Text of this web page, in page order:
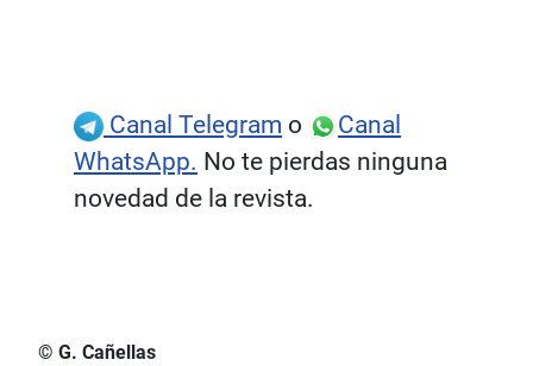
Canal Telegram o
Canal
WhatsApp. No te pierdas ninguna
novedad de la revista.
© G. Cañellas